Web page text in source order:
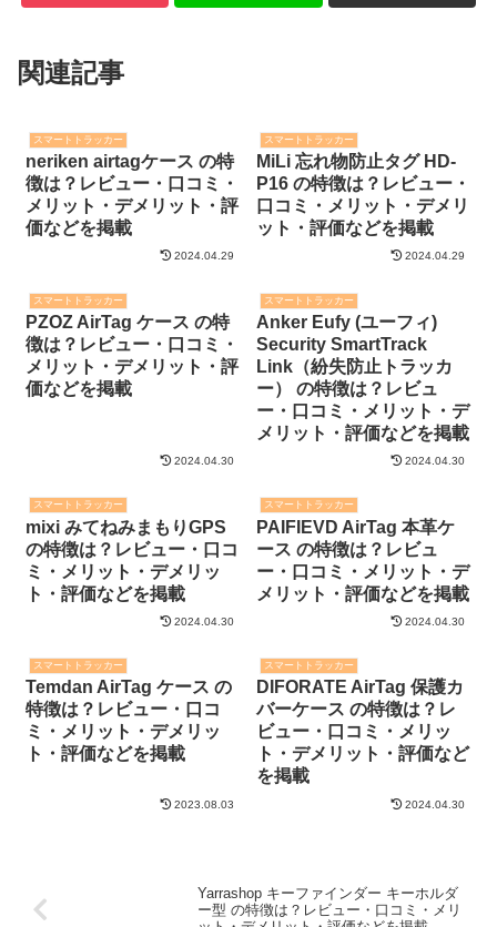
関連記事
スマートトラッカー
neriken airtagケース の特
徴は？レビュー・口コミ・
メリット・デメリット・評
価などを掲載
2024.04.29
スマートトラッカー
MiLi 忘れ物防止タグ HD-
P16 の特徴は？レビュー・
口コミ・メリット・デメリ
ット・評価などを掲載
2024.04.29
スマートトラッカー
PZOZ AirTag ケース の特
徴は？レビュー・口コミ・
メリット・デメリット・評
価などを掲載
2024.04.30
スマートトラッカー
Anker Eufy (ユーフィ)
Security SmartTrack
Link（紛失防止トラッカ
ー） の特徴は？レビュ
ー・口コミ・メリット・デ
メリット・評価などを掲載
2024.04.30
スマートトラッカー
mixi みてねみまもりGPS
の特徴は？レビュー・口コ
ミ・メリット・デメリッ
ト・評価などを掲載
2024.04.30
スマートトラッカー
PAIFIEVD AirTag 本革ケ
ース の特徴は？レビュ
ー・口コミ・メリット・デ
メリット・評価などを掲載
2024.04.30
スマートトラッカー
Temdan AirTag ケース の
特徴は？レビュー・口コ
ミ・メリット・デメリッ
ト・評価などを掲載
2023.08.03
スマートトラッカー
DIFORATE AirTag 保護カ
バーケース の特徴は？レ
ビュー・口コミ・メリッ
ト・デメリット・評価など
を掲載
2024.04.30
Yarrashop キーファインダー キーホルダ
ー型 の特徴は？レビュー・口コミ・メリ